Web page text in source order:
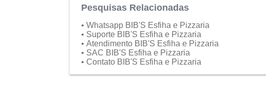
Dom:
Fechado
Pesquisas Relacionadas
• Whatsapp BIB'S Esfiha e Pizzaria
• Suporte BIB'S Esfiha e Pizzaria
• Atendimento BIB'S Esfiha e Pizzaria
• SAC BIB'S Esfiha e Pizzaria
• Contato BIB'S Esfiha e Pizzaria